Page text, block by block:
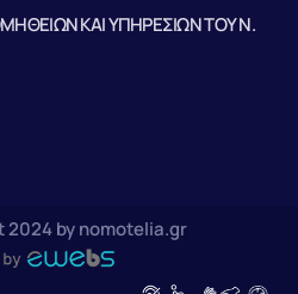
ΚΑΙ ΥΠΗΡΕΣΙΩΝ ΤΟΥ Ν.
by nomotelia.gr